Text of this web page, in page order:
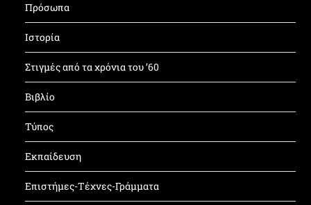
Πρόσωπα
Ιστορία
Στιγμές από τα χρόνια του ’60
Βιβλίο
Τύπος
Εκπαίδευση
Επιστήμες-Τέχνες-Γράμματα